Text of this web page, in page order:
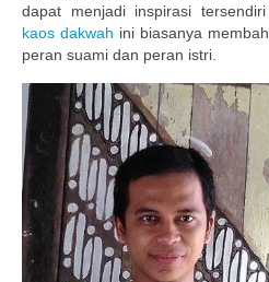
dapat menjadi inspirasi
kaos dakwah ini biasanya
peran suami dan peran istri.